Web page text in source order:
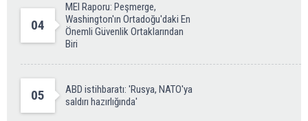
04
MEI Raporu: Peşmerge,
Washington'ın Ortadoğu'daki En
Önemli Güvenlik Ortaklarından
Biri
05
ABD istihbaratı: 'Rusya, NATO'ya
saldırı hazırlığında'